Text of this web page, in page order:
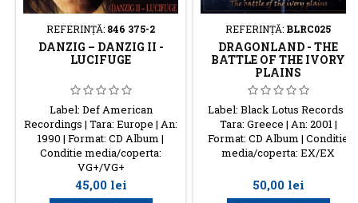
REFERINŢĂ: 846 375-2
DANZIG – DANZIG II -
LUCIFUGE
Label: Def American
Recordings | Tara: Europe | An:
1990 | Format: CD Album |
Conditie media/coperta:
VG+/VG+
Preţ
45,00 lei
REFERINŢĂ: BLRC025
DRAGONLAND - THE
BATTLE OF THE IVORY
PLAINS
Label: Black Lotus Records |
Tara: Greece | An: 2001 |
Format: CD Album | Conditie
media/coperta: EX/EX
Preţ
50,00 lei